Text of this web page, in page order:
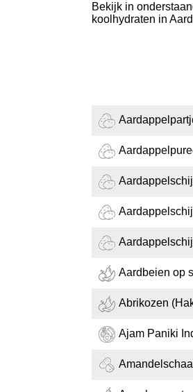
Bekijk in
koolhydraten in
Aardbeien op
Abrikozen
Ajam Paniki